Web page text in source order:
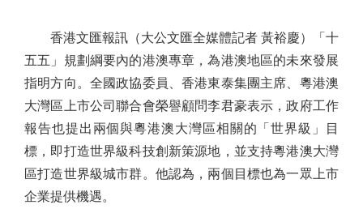
香港文匯報訊（大公文匯全媒體記者 黃裕慶）「十
五五」規劃綱要內的港澳專章，為港澳地區的未來發展
指明方向。全國政協委員、香港東泰集團主席、粵港澳
大灣區上市公司聯合會榮譽顧問李君豪表示，政府工作
報告也提出兩個與粵港澳大灣區相關的「世界級」目
標，即打造世界級科技創新策源地，並支持粵港澳大灣
區打造世界級城市群。他認為，兩個目標也為一眾上市
企業提供機遇。